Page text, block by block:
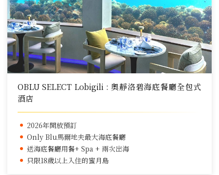
OBLU SELECT Lobigili : 奧靜洛碧海底餐廳全包式
酒店
2026年開放預訂
Only Blu馬爾地夫最大海底餐廳
送海底餐廳用餐+ Spa + 兩次出海
只限18歲以上入住的蜜月島